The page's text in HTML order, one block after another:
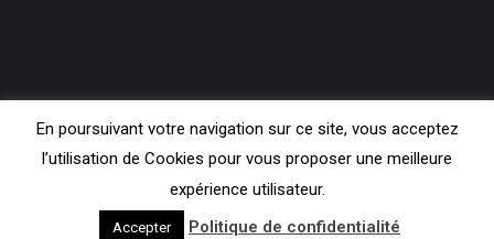
Copyright Contact FM 99.3
Pieds de page
En poursuivant votre navigation sur ce site, vous acceptez
l’utilisation de Cookies pour vous proposer une meilleure
expérience utilisateur.
Accepter Politique de confidentialité